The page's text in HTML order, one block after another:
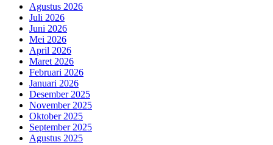
Agustus 2026
Juli 2026
Juni 2026
Mei 2026
April 2026
Maret 2026
Februari 2026
Januari 2026
Desember 2025
November 2025
Oktober 2025
September 2025
Agustus 2025